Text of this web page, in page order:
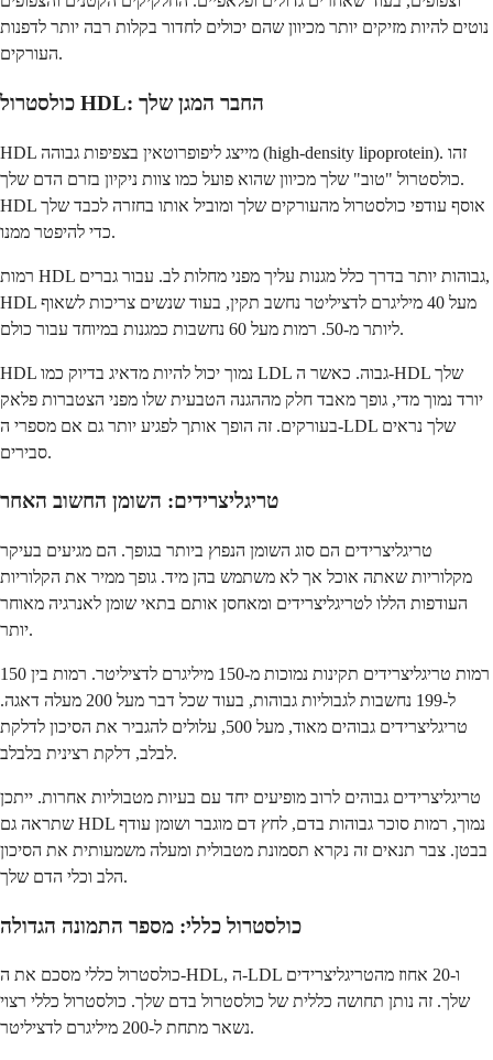
נוטים להיות מזיקים יותר מכיוון שהם יכולים לחדור בקלות רבה יותר לדפנות
העורקים.
כולסטרול HDL: החבר המגן שלך
HDL מייצג ליפופרוטאין בצפיפות גבוהה (high-density lipoprotein). זהו
כולסטרול "טוב" שלך מכיוון שהוא פועל כמו צוות ניקיון בזרם הדם שלך.
HDL אוסף עודפי כולסטרול מהעורקים שלך ומוביל אותו בחזרה לכבד שלך
כדי להיפטר ממנו.
רמות HDL גבוהות יותר בדרך כלל מגנות עליך מפני מחלות לב. עבור גברים,
HDL מעל 40 מיליגרם לדציליטר נחשב תקין, בעוד שנשים צריכות לשאוף
ליותר מ-50. רמות מעל 60 נחשבות כמגנות במיוחד עבור כולם.
HDL נמוך יכול להיות מדאיג בדיוק כמו LDL גבוה. כאשר ה-HDL שלך
יורד נמוך מדי, גופך מאבד חלק מההגנה הטבעית שלו מפני הצטברות פלאק
בעורקים. זה הופך אותך לפגיע יותר גם אם מספרי ה-LDL שלך נראים
סבירים.
טריגליצרידים: השומן החשוב האחר
טריגליצרידים הם סוג השומן הנפוץ ביותר בגופך. הם מגיעים בעיקר
מקלוריות שאתה אוכל אך לא משתמש בהן מיד. גופך ממיר את הקלוריות
העודפות הללו לטריגליצרידים ומאחסן אותם בתאי שומן לאנרגיה מאוחר
יותר.
רמות טריגליצרידים תקינות נמוכות מ-150 מיליגרם לדציליטר. רמות בין 150
ל-199 נחשבות לגבוליות גבוהות, בעוד שכל דבר מעל 200 מעלה דאגה.
טריגליצרידים גבוהים מאוד, מעל 500, עלולים להגביר את הסיכון לדלקת
לבלב, דלקת רצינית בלבלב.
טריגליצרידים גבוהים לרוב מופיעים יחד עם בעיות מטבוליות אחרות. ייתכן
שתראה גם HDL נמוך, רמות סוכר גבוהות בדם, לחץ דם מוגבר ושומן עודף
בבטן. צבר תנאים זה נקרא תסמונת מטבולית ומעלה משמעותית את הסיכון
הלב וכלי הדם שלך.
כולסטרול כללי: מספר התמונה הגדולה
כולסטרול כללי מסכם את ה-HDL, ה-LDL ו-20 אחוז מהטריגליצרידים
שלך. זה נותן תחושה כללית של כולסטרול בדם שלך. כולסטרול כללי רצוי
נשאר מתחת ל-200 מיליגרם לדציליטר.